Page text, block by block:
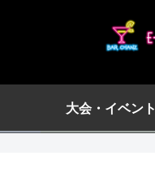
大会・イベント